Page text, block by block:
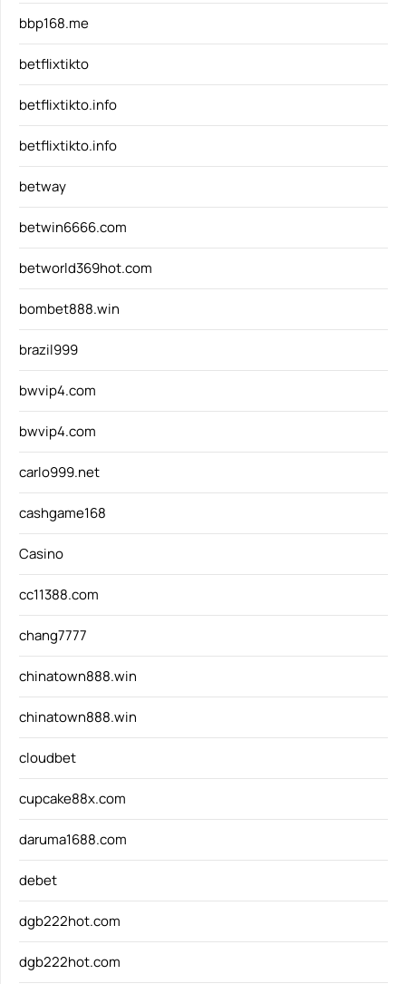
bbp168.me
betflixtikto
betflixtikto.info
betflixtikto.info
betway
betwin6666.com
betworld369hot.com
bombet888.win
brazil999
bwvip4.com
bwvip4.com
carlo999.net
cashgame168
Casino
cc11388.com
chang7777
chinatown888.win
chinatown888.win
cloudbet
cupcake88x.com
daruma1688.com
debet
dgb222hot.com
dgb222hot.com